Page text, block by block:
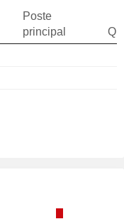
Poste
principal